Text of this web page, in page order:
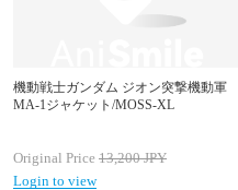
機動戦士ガンダム ジオン突撃機動軍
MA-1ジャケット/MOSS-XL
Original Price 13,200JPY
Login to view